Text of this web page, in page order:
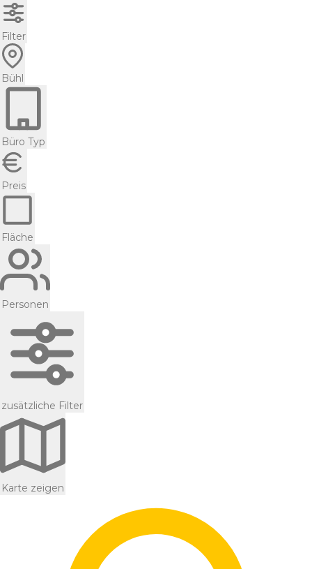
Filter
Bühl
Büro Typ
Preis
Fläche
Personen
zusätzliche Filter
Karte zeigen